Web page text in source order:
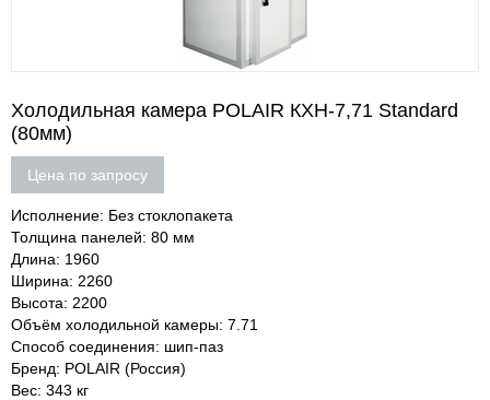
Холодильная камера POLAIR КХН-7,71 Standard
(80мм)
Цена по запросу
Исполнение: Без стоклопакета
Толщина панелей: 80 мм
Длина: 1960
Ширина: 2260
Высота: 2200
Объём холодильной камеры: 7.71
Способ соединения: шип-паз
Бренд: POLAIR (Россия)
Вес: 343 кг